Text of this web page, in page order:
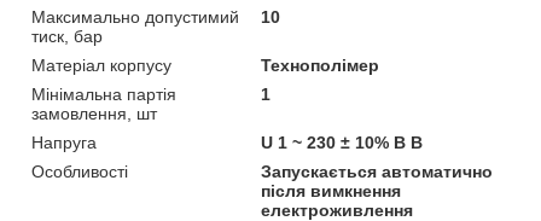
Максимально допустимий
тиск, бар
10
Матеріал корпусу
Технополімер
Мінімальна партія
замовлення, шт
1
Напруга
U 1 ~ 230 ± 10% В В
Особливості
Запускається автоматично
після вимкнення
електроживлення